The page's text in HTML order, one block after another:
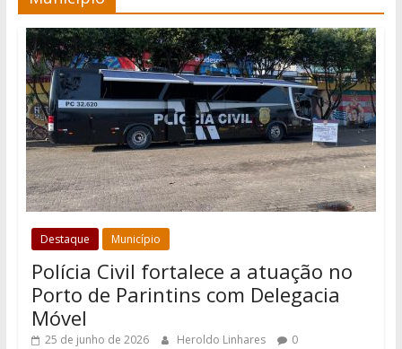
Destaque Município
Polícia Civil fortalece a atuação no
Porto de Parintins com Delegacia
Móvel
25 de junho de 2026 Heroldo Linhares 0